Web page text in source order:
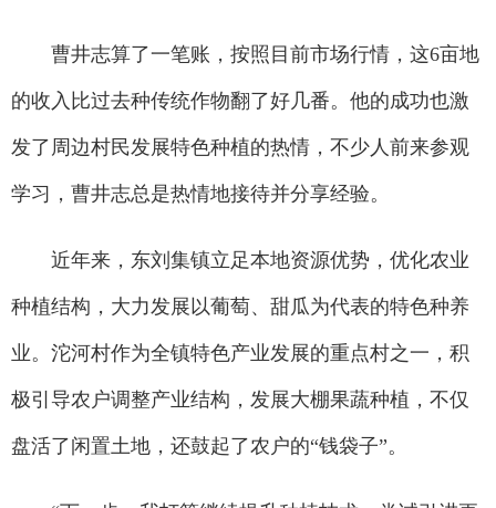
曹井志算了一笔账，按照目前市场行情，这6亩地
的收入比过去种传统作物翻了好几番。他的成功也激
发了周边村民发展特色种植的热情，不少人前来参观
学习，曹井志总是热情地接待并分享经验。
近年来，东刘集镇立足本地资源优势，优化农业
种植结构，大力发展以葡萄、甜瓜为代表的特色种养
业。沱河村作为全镇特色产业发展的重点村之一，积
极引导农户调整产业结构，发展大棚果蔬种植，不仅
盘活了闲置土地，还鼓起了农户的“钱袋子”。